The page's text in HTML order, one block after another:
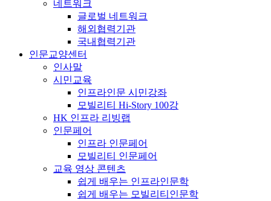
네트워크
글로벌 네트워크
해외협력기관
국내협력기관
인문교양센터
인사말
시민교육
인프라인문 시민강좌
모빌리티 Hi-Story 100강
HK 인프라 리빙랩
인문페어
인프라 인문페어
모빌리티 인문페어
교육 영상 콘텐츠
쉽게 배우는 인프라인문학
쉽게 배우는 모빌리티인문학